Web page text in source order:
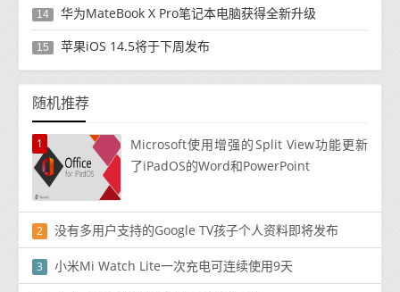
14 华为MateBook X Pro笔记本电脑获得全新升级
15 苹果iOS 14.5将于下周发布
随机推荐
1
Microsoft使用增强的Split View功能更新
了iPadOS的Word和PowerPoint
2 没有多用户支持的Google TV孩子个人资料即将发布
3 小米Mi Watch Lite一次充电可连续使用9天